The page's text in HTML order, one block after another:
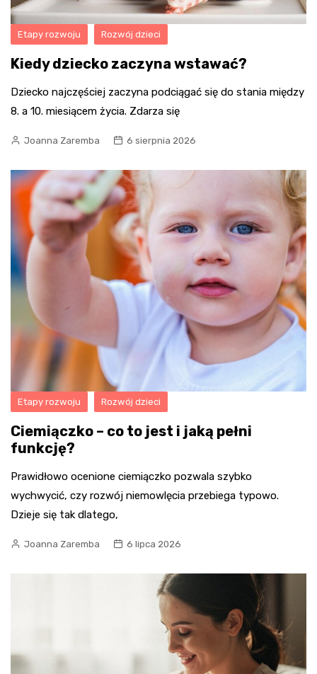
Etapy rozwoju Rozwój dzieci
Kiedy dziecko zaczyna wstawać?
Dziecko najczęściej zaczyna podciągać się do stania między
8. a 10. miesiącem życia. Zdarza się
Joanna Zaremba 6 sierpnia 2026
Etapy rozwoju Rozwój dzieci
Ciemiączko – co to jest i jaką pełni
funkcję?
Prawidłowo ocenione ciemiączko pozwala szybko
wychwycić, czy rozwój niemowlęcia przebiega typowo.
Dzieje się tak dlatego,
Joanna Zaremba 6 lipca 2026